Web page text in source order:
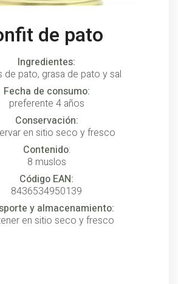
de pato
Ingredientes:
de pato, grasa de pato y sal
Fecha de consumo:
preferente 4 años
Conservación:
en sitio seco y fresco
Contenido:
8 muslos
Código EAN:
8436534950139
y almacenamiento:
en sitio seco y fresco